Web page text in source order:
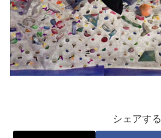
シェアする